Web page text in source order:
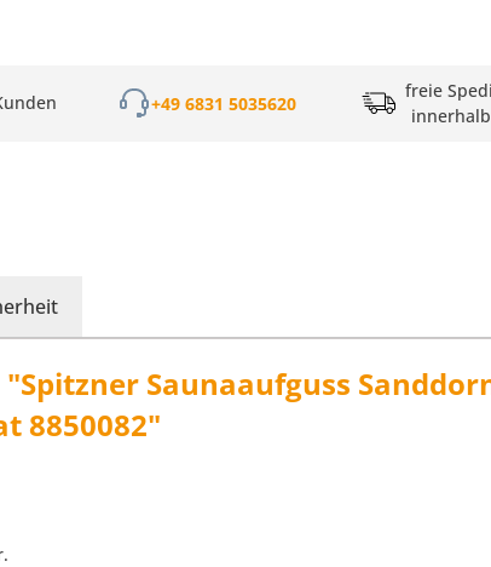
+49 6831 5035620
freie
Saunaaufguss
8850082"